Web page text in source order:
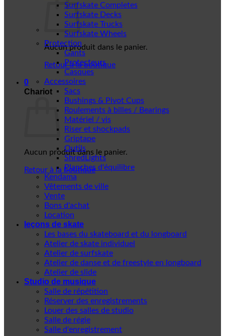
Aucun produit dans le panier.
Retour à la boutique
0
Chariot
Aucun produit dans le panier.
Retour à la boutique
Surfskate Completes
Surfskate Decks
Surfskate Trucks
Surfskate Wheels
Protection
Gants
Protecteurs
Casques
Accessoires
Sacs
Bushings & Pivot Cups
Roulements à billes / Bearings
Matériel / vis
Riser et shockpads
Griptape
Outils
ShredLights
Planches d'équilibre
Kendama
Vêtements de ville
Vente
Bons d'achat
Location
leçons de skate
Les bases du skateboard et du longboard
Atelier de skate individuel
Atelier de surfskate
Atelier de danse et de freestyle en longboard
Atelier de slide
Studio de musique
Salle de répétition
Réserver des enregistrements
Louer des salles de studio
Salle de régie
Salle d'enregistrement